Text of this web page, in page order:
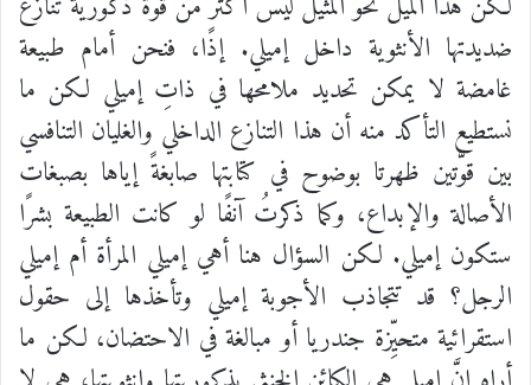
ضديدتها الأنثوية داخل إميلي.إذًا، فنحن أمام طبيعة
غامضة لا يمكن تحديد ملامحها في ذاتِ إميلي لكن ما
نستطيع التأكد منه أن هذا التنازع الداخلي والغليان التنافسي
بين قوَّتين ظهرتا بوضوح في كتابتها صابغةً إياها بصبغات
الأصالة والإبداع، وكما ذكرتُ آنفًا لو كانت الطبيعة بشرًا
ستكون إميلي. لكن السؤال هنا أهي إميلي المرأة أم إميلي
الرجل؟ قد تتجاذب الأجوبة إميلي وتأخذها إلى حقول
استقرائية متحيِّزة جندريا أو مبالغةفي الاحتضان، لكن ما